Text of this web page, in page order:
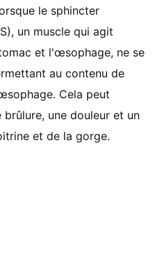
le sphincter
un muscle qui agit
et l'œsophage, ne se
au contenu de
Cela peut
une douleur et un
et de la gorge.